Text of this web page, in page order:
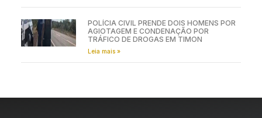
POLÍCIA CIVIL PRENDE DOIS HOMENS POR
AGIOTAGEM E CONDENAÇÃO POR
TRÁFICO DE DROGAS EM TIMON
Leia mais »